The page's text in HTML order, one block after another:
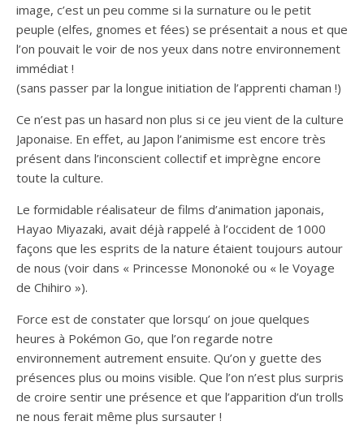
image, c’est un peu comme si la surnature ou le petit
peuple (elfes, gnomes et fées) se présentait a nous et que
l’on pouvait le voir de nos yeux dans notre environnement
immédiat !
(sans passer par la longue initiation de l’apprenti chaman !)
Ce n’est pas un hasard non plus si ce jeu vient de la culture
Japonaise. En effet, au Japon l’animisme est encore très
présent dans l’inconscient collectif et imprègne encore
toute la culture.
Le formidable réalisateur de films d’animation japonais,
Hayao Miyazaki, avait déjà rappelé à l’occident de 1000
façons que les esprits de la nature étaient toujours autour
de nous (voir dans « Princesse Mononoké ou « le Voyage
de Chihiro »).
Force est de constater que lorsqu’ on joue quelques
heures à Pokémon Go, que l’on regarde notre
environnement autrement ensuite. Qu’on y guette des
présences plus ou moins visible. Que l’on n’est plus surpris
de croire sentir une présence et que l’apparition d’un trolls
ne nous ferait même plus sursauter !